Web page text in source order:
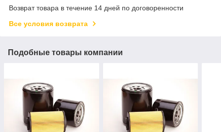
Возврат товара в течение 14 дней по договоренности
Все условия возврата
Подобные товары компании